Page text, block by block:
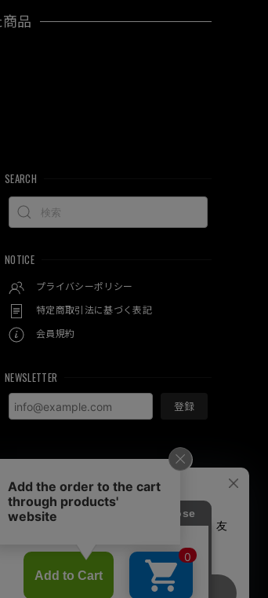
品
SEARCH
NOTICE
プライバシーポリシー
特定商取引法に基づく表記
会員規約
NEWSLETTER
登録